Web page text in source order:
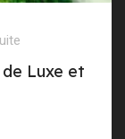
Luxe et